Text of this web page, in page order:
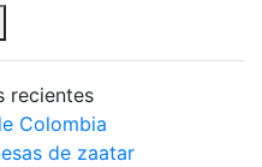
recientes
Colombia
de zaatar